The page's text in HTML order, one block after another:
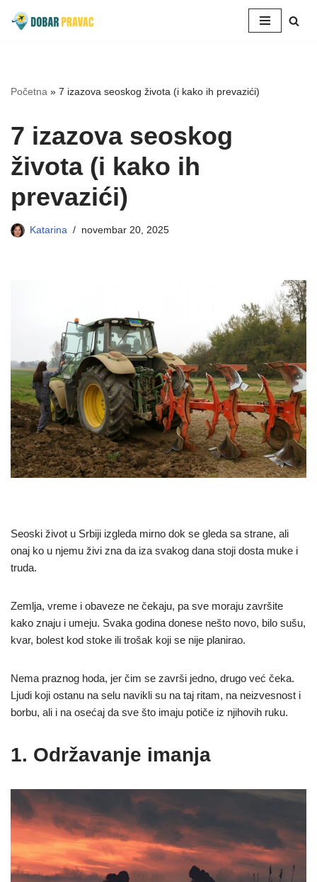
Početna » 7 izazova seoskog života (i kako ih prevazići)
7 izazova seoskog
života (i kako ih
prevazići)
Katarina novembar 20, 2025
Seoski život u Srbiji izgleda mirno dok se gleda sa strane, ali
onaj ko u njemu živi zna da iza svakog dana stoji dosta muke i
truda.
Zemlja, vreme i obaveze ne čekaju, pa sve moraju završite
kako znaju i umeju. Svaka godina donese nešto novo, bilo sušu,
kvar, bolest kod stoke ili trošak koji se nije planirao.
Nema praznog hoda, jer čim se završi jedno, drugo već čeka.
Ljudi koji ostanu na selu navikli su na taj ritam, na neizvesnost i
borbu, ali i na osećaj da sve što imaju potiče iz njihovih ruku.
1. Održavanje imanja